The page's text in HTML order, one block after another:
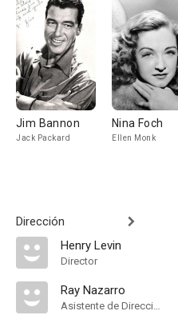
Jim Bannon
Jack Packard
Nina Foch
Ellen Monk
Dirección
Henry Levin
Director
Ray Nazarro
Asistente de Dirección